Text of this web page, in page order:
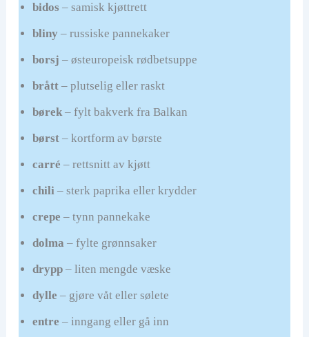
e
bidos – samisk kjøttrett
bliny – russiske pannekaker
borsj – østeuropeisk rødbetsuppe
brått– plutselig eller raskt
børek– fylt bakverk fra Balkan
børst– kortform av børste
carré – rettsnitt av kjøtt
chili– sterk paprika eller krydder
crepe – tynn pannekake
dolma – fylte grønnsaker
drypp– liten mengde væske
dylle – gjøre våt eller sølete
entre – inngang eller gå inn